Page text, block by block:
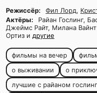
Режиссёр:
Фил Лорд,
Актёры:
Райан Гослинг,
Джеймс Райт, Милана
Ортиз и другие
фильмы на вечер
о выживании
о
лучшие с райаном